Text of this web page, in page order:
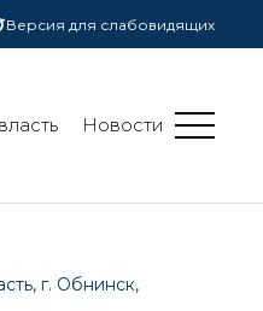
Версия для слабовидящих
Новости
г. Обнинск,